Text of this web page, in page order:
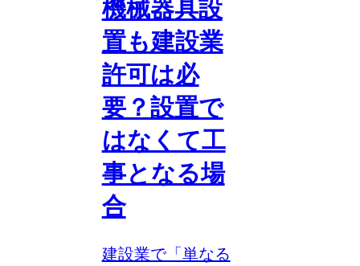
機械器具設
置も建設業
許可は必
要？設置で
はなくて工
事となる場
合
建設業で「単なる